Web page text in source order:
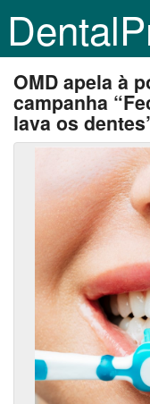
OMD apela à
campanha
lava os